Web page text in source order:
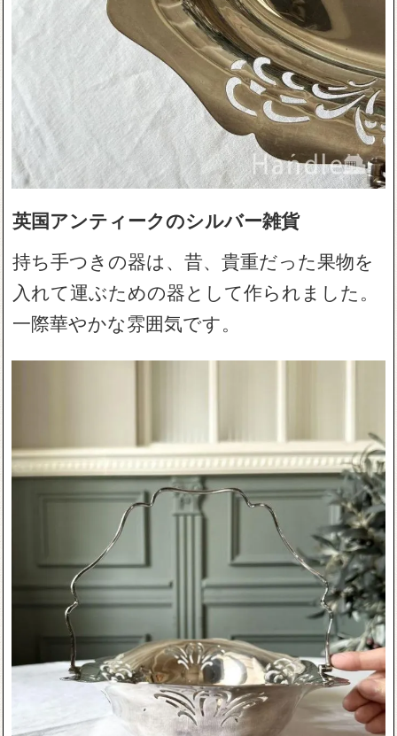
英国アンティークのシルバー雑貨
持ち手つきの器は、昔、貴重だった果物を
入れて運ぶための器として作られました。
一際華やかな雰囲気です。